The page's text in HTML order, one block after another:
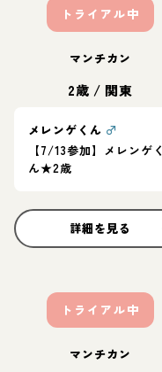
トライアル中
マンチカン
2歳 / 関東
メレンゲくん ♂
【7/13参加】メレンゲく
ん★2歳
詳細を見る
トライアル中
マンチカン